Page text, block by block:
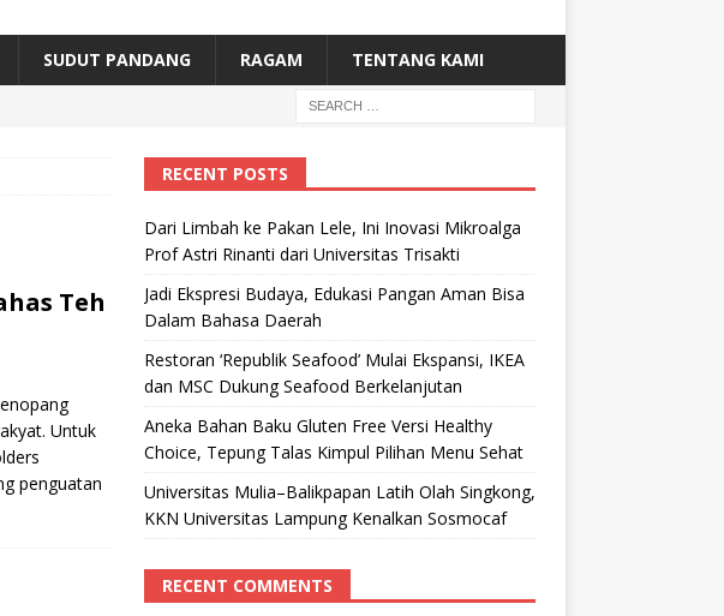
Trisakti
SUDUT PANDANG RAGAM TENTANG KAMI
Teh
Untuk
penguatan
RECENT POSTS
Dari Limbah ke Pakan Lele, Ini Inovasi Mikroalga
Prof Astri Rinanti dari Universitas Trisakti
Jadi Ekspresi Budaya, Edukasi Pangan Aman Bisa
Dalam Bahasa Daerah
Restoran ‘Republik Seafood’ Mulai Ekspansi, IKEA
dan MSC Dukung Seafood Berkelanjutan
Aneka Bahan Baku Gluten Free Versi Healthy
Choice, Tepung Talas Kimpul Pilihan Menu Sehat
Universitas Mulia–Balikpapan Latih Olah Singkong,
KKN Universitas Lampung Kenalkan Sosmocaf
RECENT COMMENTS